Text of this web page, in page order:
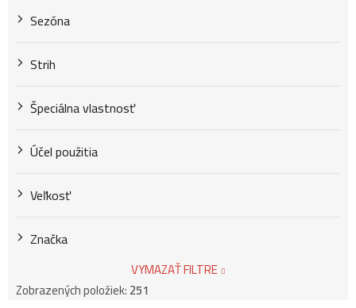
Sezóna
Strih
Špeciálna vlastnosť
Účel použitia
Veľkosť
Značka
VYMAZAŤ FILTRE
Zobrazených položiek:251